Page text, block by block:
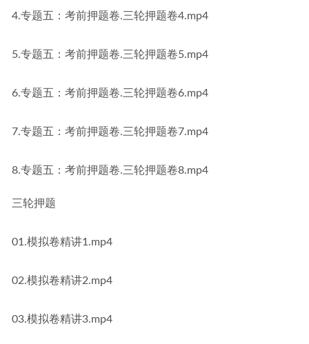
4.专题五：考前押题卷.三轮押题卷4.mp4
5.专题五：考前押题卷.三轮押题卷5.mp4
6.专题五：考前押题卷.三轮押题卷6.mp4
7.专题五：考前押题卷.三轮押题卷7.mp4
8.专题五：考前押题卷.三轮押题卷8.mp4
三轮押题
01.模拟卷精讲1.mp4
02.模拟卷精讲2.mp4
03.模拟卷精讲3.mp4